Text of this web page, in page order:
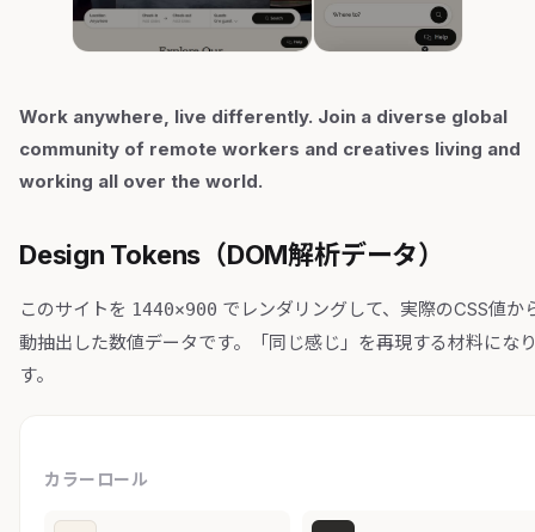
Work anywhere, live differently. Join a diverse global
community of remote workers and creatives living and
working all over the world.
Design Tokens（DOM解析データ）
このサイトを 1440×900 でレンダリングして、実際のCSS値か
動抽出した数値データです。「同じ感じ」を再現する材料にな
す。
カラーロール